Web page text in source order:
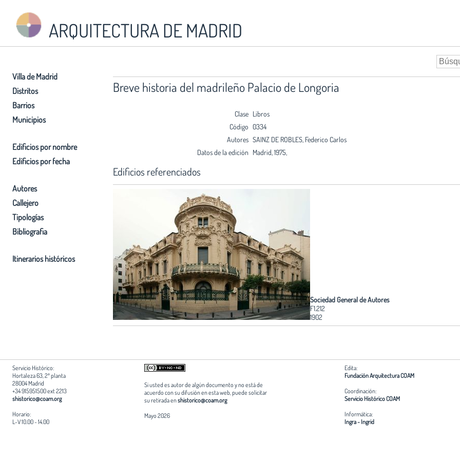
ARQUITECTURA DE MADRID
Villa de Madrid
Distritos
Barrios
Municipios
Edificios por nombre
Edificios por fecha
Autores
Callejero
Tipologías
Bibliografia
Itinerarios históricos
Breve historia del madrileño Palacio de Longoria
Clase Libros
Código 0334
Autores SAINZ DE ROBLES, Federico Carlos
Datos de la edición Madrid, 1975,
Edificios referenciados
Sociedad General de Autores
F1.212
1902
Servicio Histórico:
Hortaleza 63, 2ª planta
28004 Madrid
+34 915951500 ext 2213
shistorico@coam.org
Horario:
L-V 10.00 - 14.00
Si usted es autor de algún documento y no está de
acuerdo con su difusión en esta web, puede solicitar
su retirada enshistorico@coam.org
Mayo 2026
Edita:
Fundación Arquitectura COAM
Coordinación:
Servicio Histórico COAM
Informática:
Ingra - Ingrid